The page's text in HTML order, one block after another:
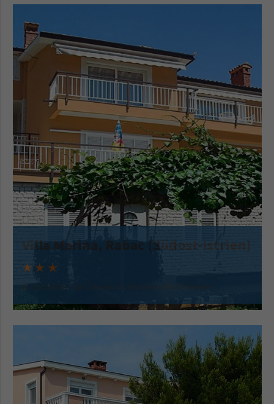
Villa Marina, Rabac (Südost-Istrien)
Empfohlen für Touren in Istrien oder Kvarner